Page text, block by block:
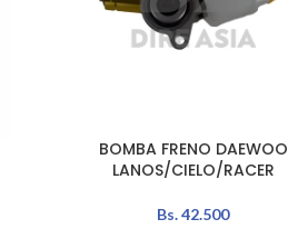
AÑADIR AL CARRITO
BOMBA FRENO DAEWOO
LANOS/CIELO/RACER
Bs.42.500